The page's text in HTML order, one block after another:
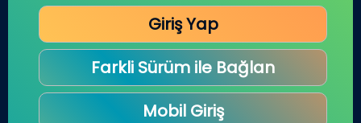
Giriş Yap
Farkli Sürüm ile Bağlan
Mobil Giriş